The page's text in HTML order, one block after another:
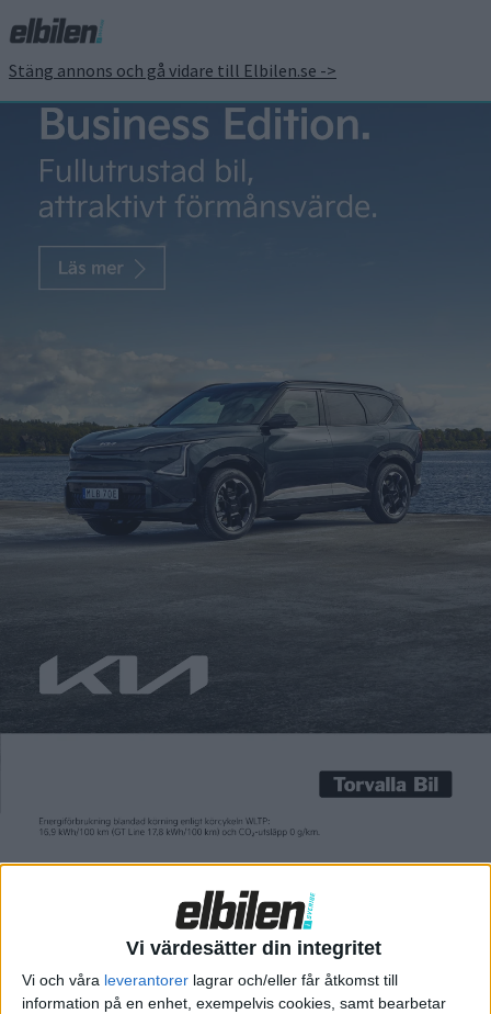
Vi värdesätter din integritet
Vi och våra leverantorer lagrar och/eller får åtkomst till
information på en enhet, exempelvis cookies, samt bearbetar
Stäng annons och gå vidare till Elbilen.se ->
Skoda tror på Octavia
med eldrift
Carl Undéhn 10 dec 2021
modellen vill Skoda gå tillbaka till sitt tidigare
framgångskoncept Octavia. – Kombiformen har varit
följas upp av tre nya elbilar. I två av fallen ska det handla om
modellen vill Skoda gå tillbaka till sitt tidigare
framgångskoncept Octavia.
– Kombiformen har varit framgångsrik för Skoda och till viss
del definierat Skoda, säger Martin Jahn som är marknadschef
hos den tjeckiska tillverkaren i en intervju med brittiska
Autocar.